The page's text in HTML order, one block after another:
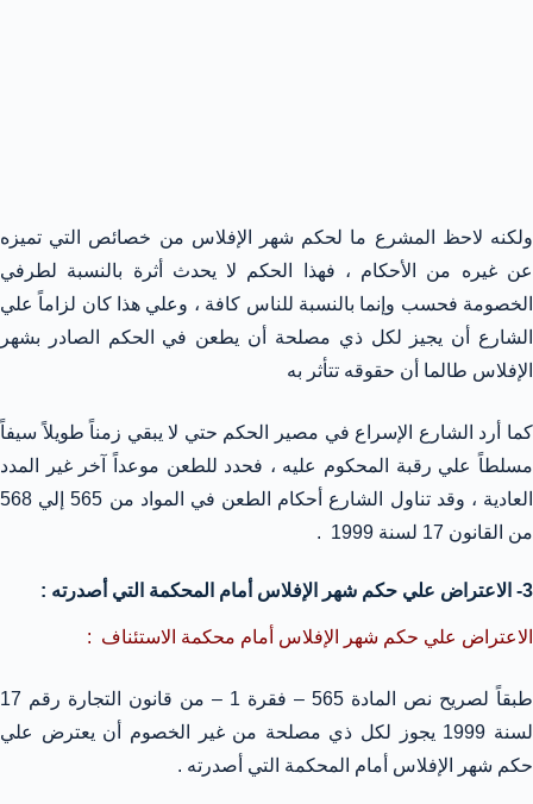
ولكنه لاحظ المشرع ما لحكم شهر الإفلاس من خصائص التي تميزه
عن غيره من الأحكام ، فهذا الحكم لا يحدث أثرة بالنسبة لطرفي
الخصومة فحسب وإنما بالنسبة للناس كافة ، وعلي هذا كان لزاماً علي
الشارع أن يجيز لكل ذي مصلحة أن يطعن في الحكم الصادر بشهر
الإفلاس طالما أن حقوقه تتأثر به
كما أرد الشارع الإسراع في مصير الحكم حتي لا يبقي زمناً طويلاً سيفاً
مسلطاً علي رقبة المحكوم عليه ، فحدد للطعن موعداً آخر غير المدد
العادية ، وقد تناول الشارع أحكام الطعن في المواد من 565 إلي 568
من القانون 17 لسنة 1999 .
3- الاعتراض علي حكم شهر الإفلاس أمام المحكمة التي أصدرته :
الاعتراض علي حكم شهر الإفلاس أمام محكمة الاستئناف :
طبقاً لصريح نص المادة 565 – فقرة 1 – من قانون التجارة رقم 17
لسنة 1999 يجوز لكل ذي مصلحة من غير الخصوم أن يعترض علي
حكم شهر الإفلاس أمام المحكمة التي أصدرته .